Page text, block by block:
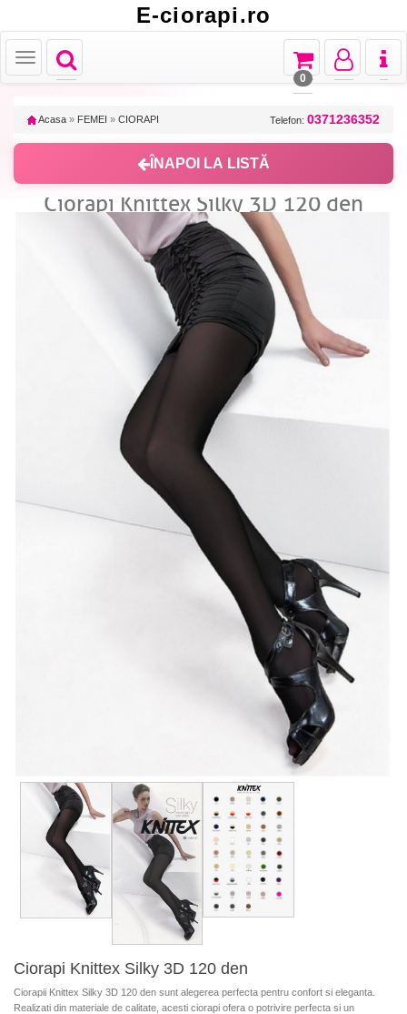
E-ciorapi.ro
Toggle
navigation
Toggle
Toggle
navigation
Toggle
navigation
Toggle
navigation
0
Acasa » FEMEI » CIORAPI Telefon: 0371236352
ÎNAPOI LA LISTĂ
Ciorapi Knittex Silky 3D 120 den
Ciorapi Knittex Silky 3D 120 den
Ciorapii Knittex Silky 3D 120 den sunt alegerea perfecta pentru confort si eleganta.
Realizati din materiale de calitate, acesti ciorapi ofera o potrivire perfecta si un